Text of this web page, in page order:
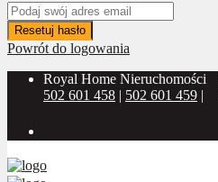
Resetuj hasło
Powrót do logowania
Royal Home Nieruchomości
502 601 458 | 502 601 459 |